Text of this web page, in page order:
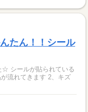
たん！！シール
る